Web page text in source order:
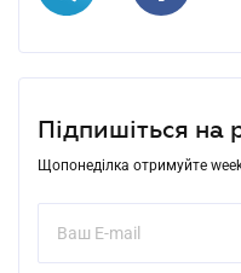
Підпишіться на
Щопонеділка отримуйте